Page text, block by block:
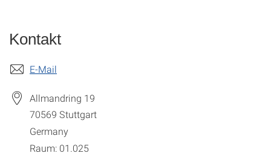
Kontakt
E-Mail
Allmandring 19
70569 Stuttgart
Germany
Raum: 01.025